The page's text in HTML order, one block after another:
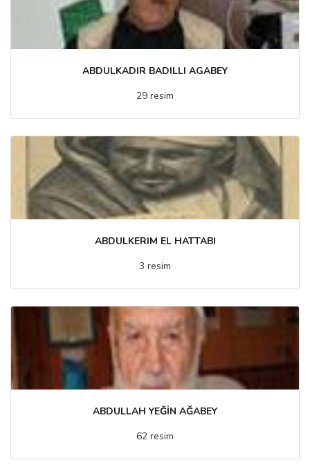
ABDULKADIR BADILLI AGABEY
29 resim
ABDULKERIM EL HATTABI
3 resim
ABDULLAH YEĞİN AĞABEY
62 resim